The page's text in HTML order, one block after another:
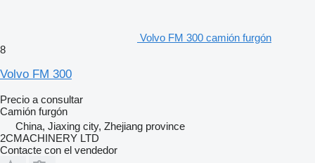
Volvo FM 300 camión furgón
8
Volvo FM 300
Precio a consultar
Camión furgón
China, Jiaxing city, Zhejiang province
2CMACHINERY LTD
Contacte con el vendedor